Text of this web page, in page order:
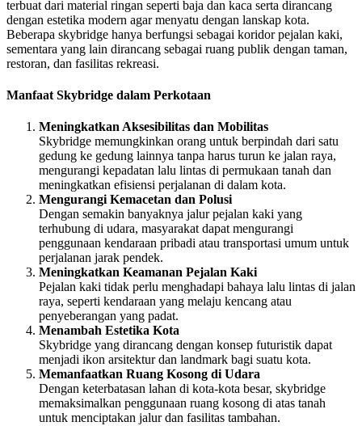
terbuat dari material ringan seperti baja dan kaca serta dirancang
dengan estetika modern agar menyatu dengan lanskap kota.
Beberapa skybridge hanya berfungsi sebagai koridor pejalan kaki,
sementara yang lain dirancang sebagai ruang publik dengan taman,
restoran, dan fasilitas rekreasi.
Manfaat Skybridge dalam Perkotaan
Meningkatkan Aksesibilitas dan Mobilitas
Skybridge memungkinkan orang untuk berpindah dari satu
gedung ke gedung lainnya tanpa harus turun ke jalan raya,
mengurangi kepadatan lalu lintas di permukaan tanah dan
meningkatkan efisiensi perjalanan di dalam kota.
Mengurangi Kemacetan dan Polusi
Dengan semakin banyaknya jalur pejalan kaki yang
terhubung di udara, masyarakat dapat mengurangi
penggunaan kendaraan pribadi atau transportasi umum untuk
perjalanan jarak pendek.
Meningkatkan Keamanan Pejalan Kaki
Pejalan kaki tidak perlu menghadapi bahaya lalu lintas di jalan
raya, seperti kendaraan yang melaju kencang atau
penyeberangan yang padat.
Menambah Estetika Kota
Skybridge yang dirancang dengan konsep futuristik dapat
menjadi ikon arsitektur dan landmark bagi suatu kota.
Memanfaatkan Ruang Kosong di Udara
Dengan keterbatasan lahan di kota-kota besar, skybridge
memaksimalkan penggunaan ruang kosong di atas tanah
untuk menciptakan jalur dan fasilitas tambahan.